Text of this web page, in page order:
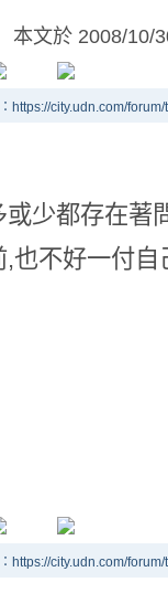
本文於 2008/10/
https://city.udn.com/
或少都存在著
也不好一付
https://city.udn.com/